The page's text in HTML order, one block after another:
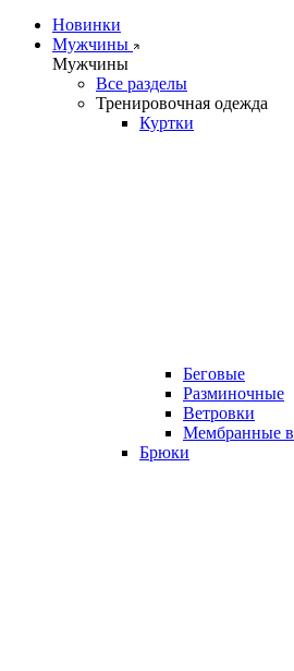
Новинки
Мужчины
Мужчины
Все разделы
Тренировочная одежда
Куртки
Беговые
Разминочные
Ветровки
Мембранные
Брюки